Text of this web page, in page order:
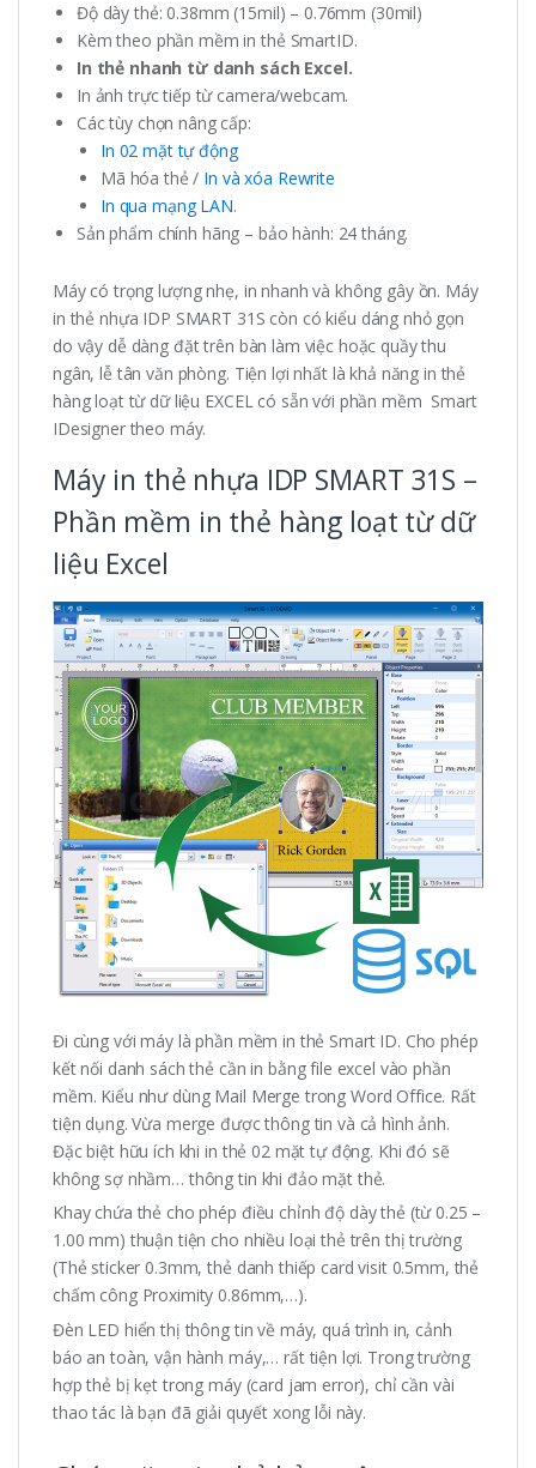
Độ dày thẻ: 0.38mm (15mil) – 0.76mm (30mil)
Kèm theo phần mềm in thẻ SmartID.
In thẻ nhanh từ danh sách Excel.
In ảnh trực tiếp từ camera/webcam.
Các tùy chọn nâng cấp:
In 02 mặt tự động
Mã hóa thẻ / In và xóa Rewrite
In qua mạng LAN.
Sản phẩm chính hãng – bảo hành: 24 tháng.
Máy có trọng lượng nhẹ, in nhanh và không gây ồn. Máy
in thẻ nhựa IDP SMART 31S còn có kiểu dáng nhỏ gọn
do vậy dễ dàng đặt trên bàn làm việc hoặc quầy thu
ngân, lễ tân văn phòng. Tiện lợi nhất là khả năng in thẻ
hàng loạt từ dữ liệu EXCEL có sẵn với phần mềm Smart
IDesigner theo máy.
Máy in thẻ nhựa IDP SMART 31S –
Phần mềm in thẻ hàng loạt từ dữ
liệu Excel
Đi cùng với máy là phần mềm in thẻ Smart ID. Cho phép
kết nối danh sách thẻ cần in bằng file excel vào phần
mềm. Kiểu như dùng Mail Merge trong Word Office. Rất
tiện dụng. Vừa merge được thông tin và cả hình ảnh.
Đặc biệt hữu ích khi in thẻ 02 mặt tự động. Khi đó sẽ
không sợ nhầm… thông tin khi đảo mặt thẻ.
Khay chứa thẻ cho phép điều chỉnh độ dày thẻ (từ 0.25 –
1.00 mm) thuận tiện cho nhiều loại thẻ trên thị trường
(Thẻ sticker 0.3mm, thẻ danh thiếp card visit 0.5mm, thẻ
chấm công Proximity 0.86mm,…).
Đèn LED hiển thị thông tin về máy, quá trình in, cảnh
báo an toàn, vận hành máy,… rất tiện lợi. Trong trường
hợp thẻ bị kẹt trong máy (card jam error), chỉ cần vài
thao tác là bạn đã giải quyết xong lỗi này.